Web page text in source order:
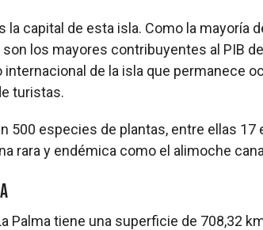
la capital de esta isla. Como la mayoría
los mayores contribuyentes al PIB
internacional de la isla que permanece
turistas.
500 especies de plantas, entre ellas
rara y endémica como el alimoche
Palma tiene una superficie de 708,32